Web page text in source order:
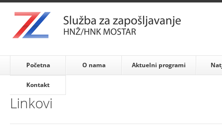
Početna O nama Aktuelni programi
Kontakt
Linkovi